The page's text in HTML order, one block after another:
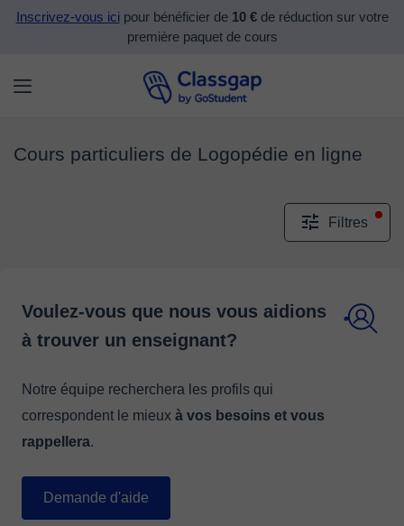
Inscrivez-vous icipour bénéficier de 10 €de réduction sur votre
première paquet de cours
Cours particuliers de Logopédie en ligne
Filtres
Voulez-vous que nous vous aidions
à trouver un enseignant?
Notre équipe recherchera les profils qui
correspondent le mieux à vos besoins et vous
rappellera.
Demande d'aide